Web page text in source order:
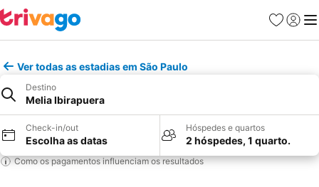
Favoritos
Iniciar
Ver todas as estadias em São Paulo
Destino
Melia Ibirapuera
Check-in/out
Escolha as datas
Hóspedes e quartos
2 hóspedes, 1 quarto.
Como os pagamentos influenciam os resultados